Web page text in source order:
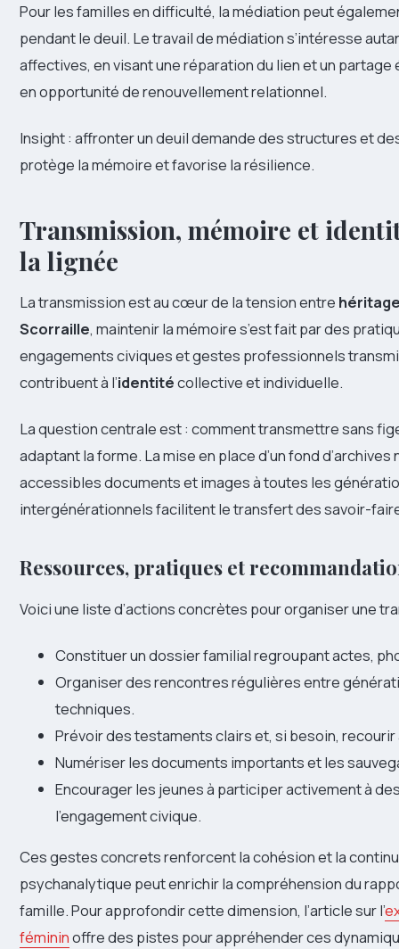
Pour les familles en difficulté, la médiation peut
pendant le deuil. Le travail de médiation s’intéresse
affectives, en visant une réparation du lien et un
en opportunité de renouvellement relationnel.
Insight : affronter un deuil demande des structures et
protège la mémoire et favorise la résilience.
Transmission, mémoire et
la lignée
La transmission est au cœur de la tension entre
Scorraille, maintenir la mémoire s’est fait par des
engagements civiques et gestes professionnels
contribuent à l’identitécollective et individuelle.
La question centrale est : comment transmettre sans
adaptant la forme. La mise en place d’un fond
accessibles documents et images à toutes les
intergénérationnels facilitent le transfert des savoir-
Ressources, pratiques et
Voici une liste d’actions concrètes pour organiser une
Constituer un dossier familial regroupant actes,
Organiser des rencontres régulières entre
techniques.
Prévoir des testaments clairs et, si besoin,
Numériser les documents importants et les
Encourager les jeunes à participer activement à
l’engagement civique.
Ces gestes concrets renforcent la cohésion et la
psychanalytique peut enrichir la compréhension du
famille. Pour approfondir cette dimension, l’article sur l’
fémininoffre des pistes pour appréhender ces